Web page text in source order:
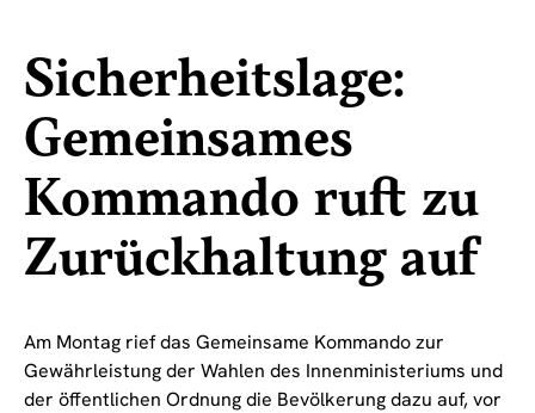
Sicherheitslage:
Gemeinsames
Kommando ruft zu
Zurückhaltung auf
Am Montag rief das Gemeinsame Kommando zur
Gewährleistung der Wahlen des Innenministeriums und
der öffentlichen Ordnung die Bevölkerung dazu auf, vor